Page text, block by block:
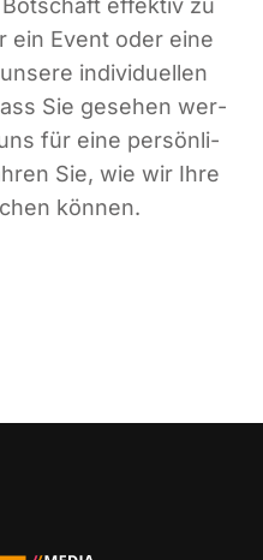
effek­tiv zu
ein Event oder eine
indi­vi­du­el­len
Sie gese­hen wer­
für eine per­sön­li­
Sie, wie wir Ihre
können.